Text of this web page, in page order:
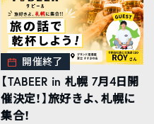
開催終了
【TABEER in 札幌 7月4日開
催決定！】旅好きよ、札幌に
集合！